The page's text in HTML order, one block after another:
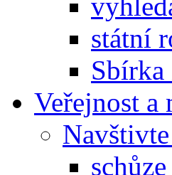
státní
Sbírka
Veřejnost a